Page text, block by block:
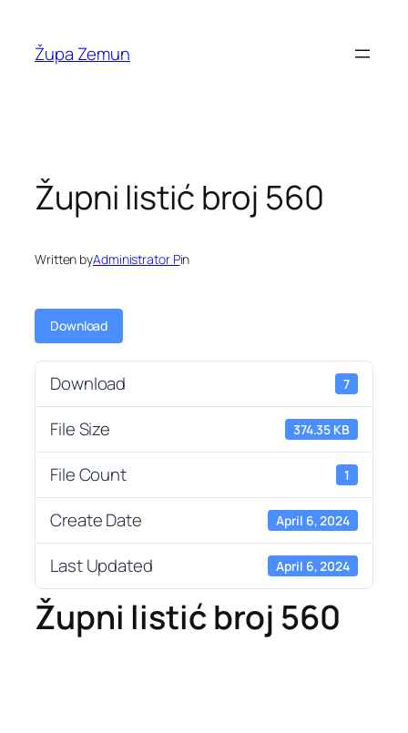
content
Župa Zemun
Župni listić broj 560
Written byAdministrator Pin
Download
Download 7
File Size 374.35 KB
File Count 1
Create Date April 6, 2024
Last Updated April 6, 2024
Župni listić broj 560